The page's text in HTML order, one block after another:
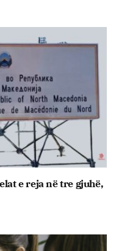
e reja në tre gjuhë,